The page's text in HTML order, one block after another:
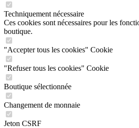
Techniquement nécessaire
Ces cookies sont nécessaires pour les
boutique.
"Accepter tous les cookies" Cookie
"Refuser tous les cookies" Cookie
Boutique sélectionnée
Changement de monnaie
Jeton CSRF